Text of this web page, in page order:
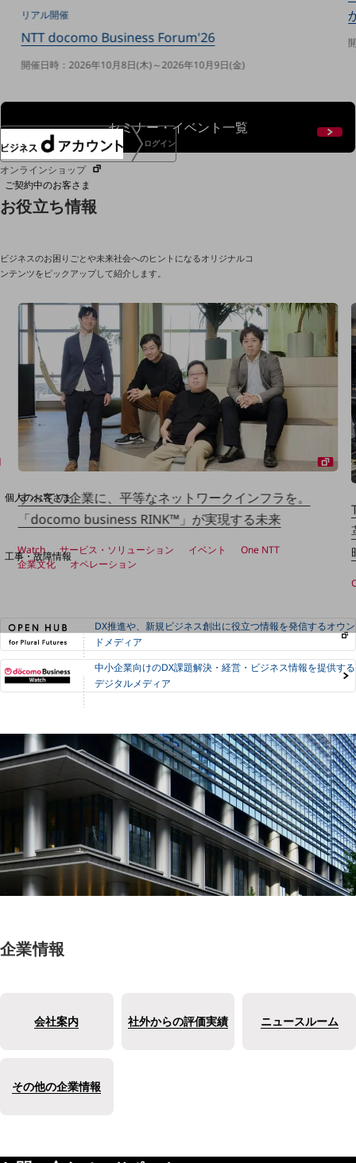
NTTドコモグループ
ログイン
オンラインショップ
ご契約中のお客さま
ご契約中サービスの一元管理
Web明細(ビリングステーション)
料金分析(ご利用料金管理サービス)
個人のお客さま
NTTドコモ
工事・故障情報
お客さまサポートサイト
NTTドコモ 通信障害情報
リアル開催
NTT docomo Business Forum'26
開催日時：2026年10月8日(木)～2026年10月9日(金)
セミナー・イベント一覧
お役立ち情報
ビジネスのお困りごとや未来社会へのヒントになるオリジナルコ
ンテンツをピックアップして紹介します。
すべての企業に、平等なネットワークインフラを。
「docomo business RINK™」が実現する未来
Watch サービス・ソリューション イベント
One NTT
企業文化
オペレーション
DX推進や、新規ビジネス創出に役立つ情報を発信するオウン
ドメディア
中小企業向けのDX課題解決・経営・ビジネス情報を提供する
デジタルメディア
企業情報
会社案内 社外からの評価実績 ニュースルーム
その他の企業情報